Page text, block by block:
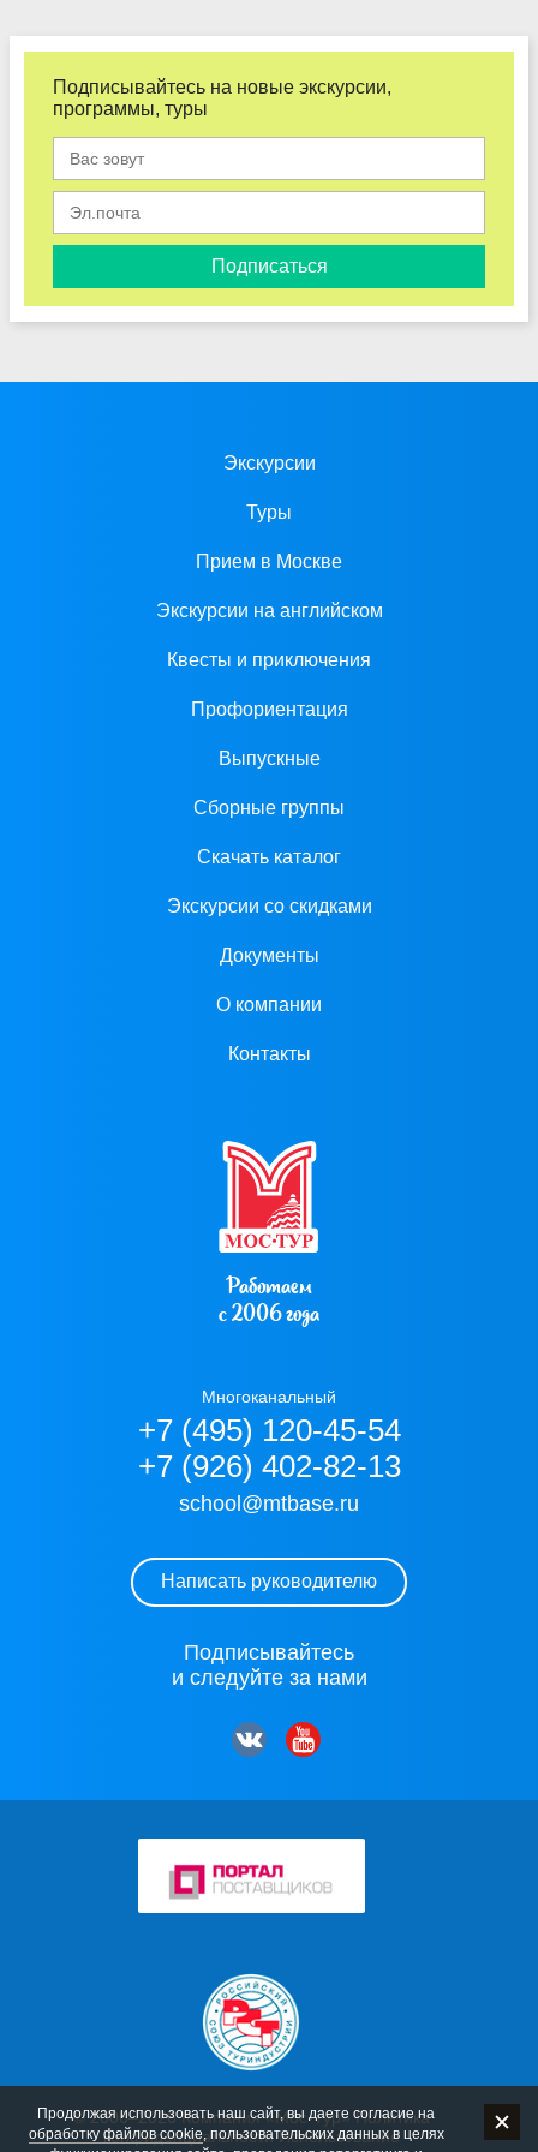
Подписывайтесь на новые экскурсии,
программы, туры
Подписаться
Экскурсии
Туры
Прием в Москве
Экскурсии на английском
Квесты и приключения
Профориентация
Выпускные
Сборные группы
Скачать каталог
Экскурсии со скидками
Документы
О компании
Контакты
Работаем
с 2006 года
Многоканальный
+7 (495) 120-45-54
+7 (926) 402-82-13
school@mtbase.ru
Написать руководителю
Подписывайтесь
и следуйте за нами
© 2006–2026 Компания «Мос-Тур» Политика
конфиденциальности Использование
Продолжая использовать наш сайт, вы даете согласие на
обработку файлов cookie, пользовательских данных в целях